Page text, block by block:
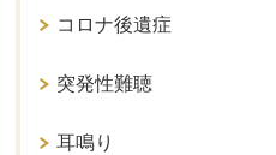
コロナ後遺症
突発性難聴
耳鳴り